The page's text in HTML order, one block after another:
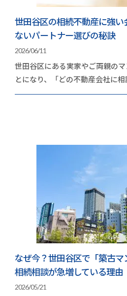
世田谷区の相続不動産に強い
ないパートナー選びの秘訣
2026/06/11
世田谷区にある実家やご両親の
とになり、「どの不動産会社に
立ち止まっていませんか。高く
なぜ今？世田谷区で「築古マ
相続相談が急増している理由
2026/05/21